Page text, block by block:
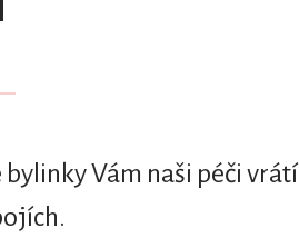
bylinky Vám naši péči vrátí